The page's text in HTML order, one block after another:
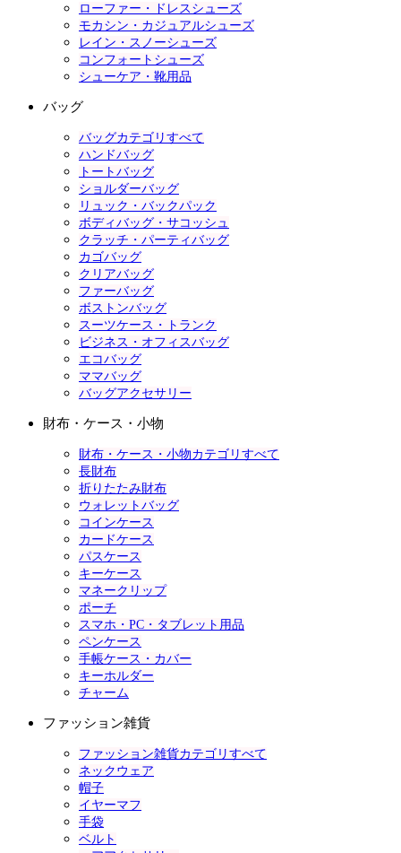
ローファー・ドレスシューズ
モカシン・カジュアルシューズ
レイン・スノーシューズ
コンフォートシューズ
シューケア・靴用品
バッグ
バッグカテゴリすべて
ハンドバッグ
トートバッグ
ショルダーバッグ
リュック・バックパック
ボディバッグ・サコッシュ
クラッチ・パーティバッグ
カゴバッグ
クリアバッグ
ファーバッグ
ボストンバッグ
スーツケース・トランク
ビジネス・オフィスバッグ
エコバッグ
ママバッグ
バッグアクセサリー
財布・ケース・小物
財布・ケース・小物カテゴリすべて
長財布
折りたたみ財布
ウォレットバッグ
コインケース
カードケース
パスケース
キーケース
マネークリップ
ポーチ
スマホ・PC・タブレット用品
ペンケース
手帳ケース・カバー
キーホルダー
チャーム
ファッション雑貨
ファッション雑貨カテゴリすべて
ネックウェア
帽子
イヤーマフ
手袋
ベルト